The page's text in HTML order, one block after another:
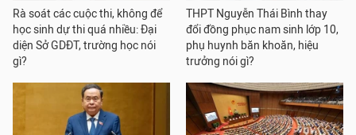
Rà soát các cuộc thi, không để
học sinh dự thi quá nhiều: Đại
diện Sở GDĐT, trường học nói
gì?
THPT Nguyễn Thái Bình thay
đổi đồng phục nam sinh lớp 10,
phụ huynh băn khoăn, hiệu
trưởng nói gì?